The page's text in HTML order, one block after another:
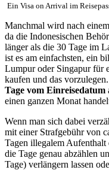
Ein Visa on Arrival im
Manchmal wird nach einem
da die Indonesischen
länger als die 30 Tage im
ist es am einfachsten, ein
Lumpur oder Singapur für
kaufen und das
Tage vom Einreisedatum
einen ganzen Monat
Wenn man sich dabei
mit einer Strafgebühr von
Tagen illegalem
die Tage genau abzählen
Tage) verlängern lassen